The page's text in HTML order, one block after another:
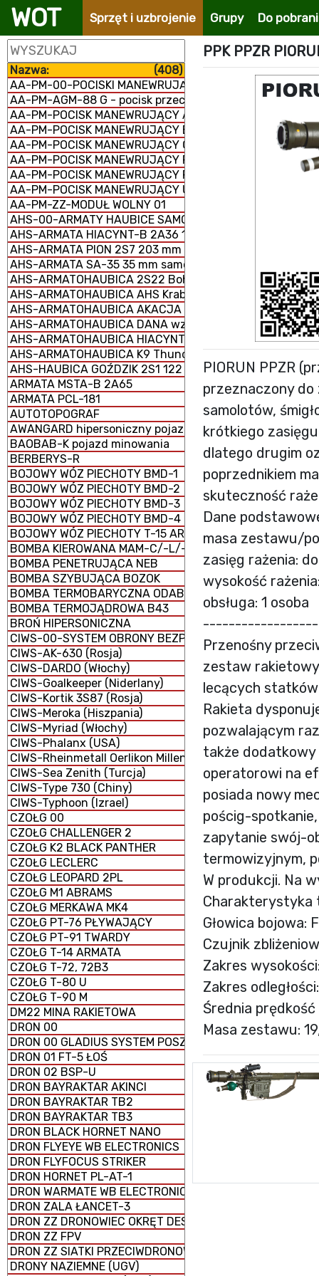
WOT Sprzęt i uzbrojenie Grupy Do
Nazwa:
(408)
AA-PM-00-POCISKI MANEWRUJĄCE
AA-PM-AGM-88 G - pocisk przeciwradiolokacyjny
AA-PM-POCISK MANEWRUJĄCY AGM-158 JASSM
AA-PM-POCISK MANEWRUJĄCY BANDEROL-S8000
AA-PM-POCISK MANEWRUJĄCY Ch-101/102
AA-PM-POCISK MANEWRUJĄCY FP-5 Flamingo
AA-PM-POCISK MANEWRUJĄCY RBS-15 MK3
AA-PM-POCISK MANEWRUJĄCY UGM-109/RGM-109/
AA-PM-ZZ-MODUŁ WOLNY 01
AHS-00-ARMATY HAUBICE SAMOBIEŻNE
AHS-ARMATA HIACYNT-B 2A36 152 mm
AHS-ARMATA PION 2S7 203 mm samobieżna
AHS-ARMATA SA-35 35 mm samobieżna
AHS-ARMATOHAUBICA 2S22 Bohdana 155 mm
AHS-ARMATOHAUBICA AHS Krab 155 mm samobieżna
AHS-ARMATOHAUBICA AKACJA 2S3M 152 mm
AHS-ARMATOHAUBICA DANA wz. 1977 152 mm
AHS-ARMATOHAUBICA HIACYNT 2S5 152 mm samobieżna
AHS-ARMATOHAUBICA K9 Thunder 155 mm samobieżna
AHS-HAUBICA GOŹDZIK 2S1 122 mm samobieżna
ARMATA MSTA-B 2A65
ARMATA PCL-181
AUTOTOPOGRAF
AWANGARD hipersoniczny pojazd szybujący
BAOBAB-K pojazd minowania
BERBERYS-R
BOJOWY WÓZ PIECHOTY BMD-1
BOJOWY WÓZ PIECHOTY BMD-2
BOJOWY WÓZ PIECHOTY BMD-3
BOJOWY WÓZ PIECHOTY BMD-4
BOJOWY WÓZ PIECHOTY T-15 ARMATA (CIĘŻKI)
BOMBA KIEROWANA MAM-C/-L/-T
BOMBA PENETRUJĄCA NEB
BOMBA SZYBUJĄCA BOZOK
BOMBA TERMOBARYCZNA ODAB-1500
BOMBA TERMOJĄDROWA B43
BROŃ HIPERSONICZNA
CIWS-00-SYSTEM OBRONY BEZPOŚREDNIEJ
CIWS-AK-630 (Rosja)
CIWS-DARDO (Włochy)
CIWS-Goalkeeper (Niderlany)
CIWS-Kortik 3S87 (Rosja)
CIWS-Meroka (Hiszpania)
CIWS-Myriad (Włochy)
CIWS-Phalanx (USA)
CIWS-Rheinmetall Oerlikon Millennium GDM-008
CIWS-Sea Zenith (Turcja)
CIWS-Type 730 (Chiny)
CIWS-Typhoon (Izrael)
CZOŁG 00
CZOŁG CHALLENGER 2
CZOŁG K2 BLACK PANTHER
CZOŁG LECLERC
CZOŁG LEOPARD 2PL
CZOŁG M1 ABRAMS
CZOŁG MERKAWA MK4
CZOŁG PT-76 PŁYWAJĄCY
CZOŁG PT-91 TWARDY
CZOŁG T-14 ARMATA
CZOŁG T-72, 72B3
CZOŁG T-80 U
CZOŁG T-90 M
DM22 MINA RAKIETOWA
DRON 00
DRON 00 GLADIUS SYSTEM POSZUKIWAWCZO-
DRON 01 FT-5 ŁOŚ
DRON 02 BSP-U
DRON BAYRAKTAR AKINCI
DRON BAYRAKTAR TB2
DRON BAYRAKTAR TB3
DRON BLACK HORNET NANO
DRON FLYEYE WB ELECTRONICS
DRON FLYFOCUS STRIKER
DRON HORNET PL-AT-1
DRON WARMATE WB ELECTRONICS
DRON ZALA ŁANCET-3
DRON ZZ DRONOWIEC OKRĘT DESANTOWY
DRON ZZ FPV
DRON ZZ SIATKI PRZECIWDRONOWE (antydronowe)
DRONY NAZIEMNE (UGV)
PPK PPZR
PIORUN PPZR
przeznaczony
samolotów,
krótkiego
dlatego drugim
poprzednikiem
skuteczność
Dane
masa zestawu/
zasięg rażenia:
wysokość
obsługa: 1 osoba
Przenośny
zestaw
lecących
Rakieta
pozwalającym
także dodatkowy
operatorowi na
posiada nowy
pościg-
zapytanie swój-
termowizyjnym,
W produkcji. Na
Charakterystyka
Głowica bojowa:
Czujnik
Zakres
Zakres
Średnia
Masa zestawu: